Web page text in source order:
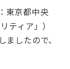
東京都中央
ティア」）
したので、